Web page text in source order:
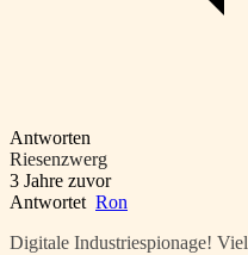
Antworten
Riesenzwerg
3 Jahre zuvor
Antwortet Ron
Digitale Industriespionage!